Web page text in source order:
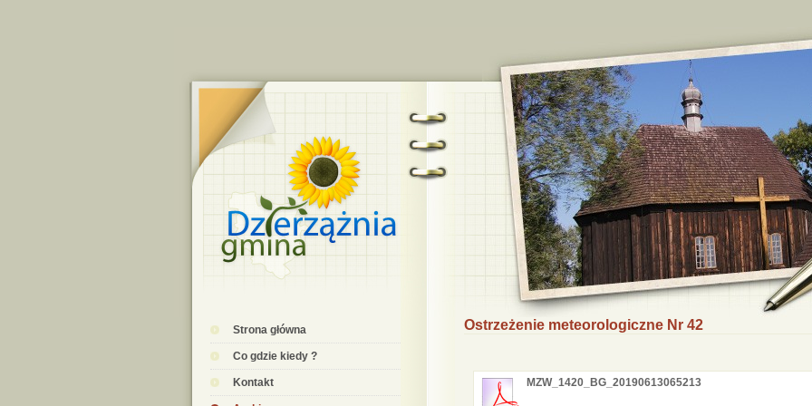
Strona główna
Co gdzie kiedy ?
Kontakt
Ostrzeżenie meteorologiczne Nr 42
MZW_1420_BG_20190613065213